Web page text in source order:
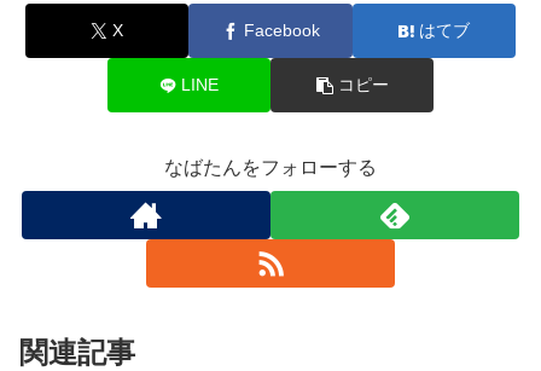
X Facebook はてブ
LINE コピー
なばたんをフォローする
関連記事